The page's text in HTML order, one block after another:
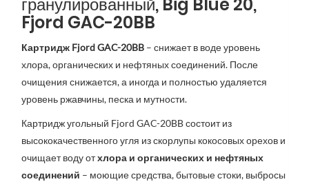
гранулированный, Big Blue 20,
Fjord GAC-20BB
Картридж Fjord GAC-20BB – снижает в воде уровень
хлора, органических и нефтяных соединений. После
очищения снижается, а иногда и полностью удаляется
уровень ржавчины, песка и мутности.
Картридж угольный Fjord GAC-20BB состоит из
высококачественного угля из скорлупы кокосовых орехов и
очищает воду отхлора и органических и нефтяных
соединений – моющие средства, бытовые стоки, выбросы